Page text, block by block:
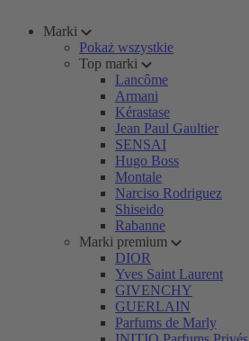
Marki
Pokaż wszystkie
Top marki
Lancôme
Armani
Kérastase
Jean Paul Gaultier
SENSAI
Hugo Boss
Montale
Narciso Rodriguez
Shiseido
Rabanne
Marki premium
DIOR
Yves Saint Laurent
GIVENCHY
GUERLAIN
Parfums de Marly